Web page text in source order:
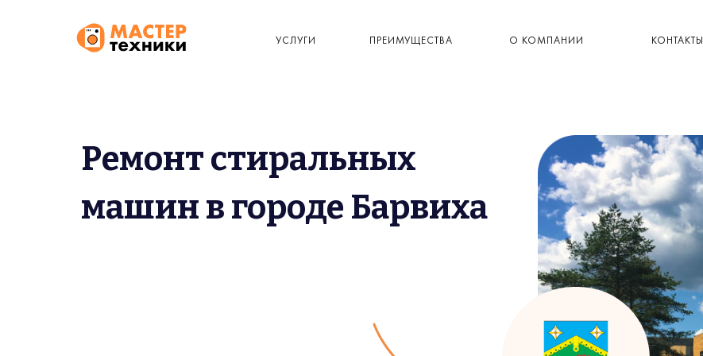
УСЛУГИ ПРЕИМУЩЕСТВА О КОМПАНИИ КОНТАКТЫ
Ремонт стиральных
машин в городе Барвиха